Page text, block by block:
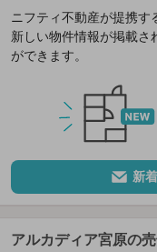
ニフティ不動産が提携
新しい物件情報が掲載さ
ができます。
新
アルカディア宮原の